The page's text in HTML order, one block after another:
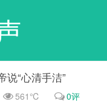
说“心清手洁”
561℃
0评